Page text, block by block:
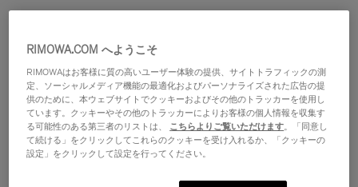
RIMOWA.COM へようこそ
RIMOWAはお客様に質の高いユーザー体験の提供、サイトトラフィックの測
定、ソーシャルメディア機能の最適化およびパーソナライズされた広告の提
供のために、本ウェブサイトでクッキーおよびその他のトラッカーを使用し
ています。クッキーやその他のトラッカーによりお客様の個人情報を収集す
る可能性のある第三者のリストは、 こちらよりご覧いただけます。「同意し
て続ける」をクリックしてこれらのクッキーを受け入れるか、「クッキーの
設定」をクリックして設定を行ってください。